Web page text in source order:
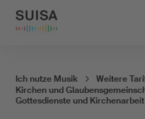
Ich nutze Musik
Weitere
Kirchen und
Gottesdienste und